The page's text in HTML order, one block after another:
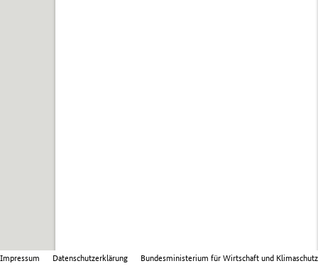
Impressum Datenschutzerklärung Bundesministerium für Wirtschaft und Klimaschutz